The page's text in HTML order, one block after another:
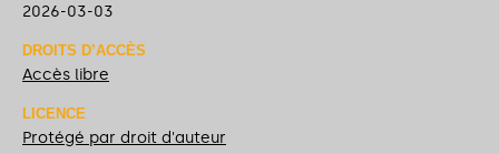
2026-03-03
DROITS D’ACCÈS
Accès libre
LICENCE
Protégé par droit d'auteur